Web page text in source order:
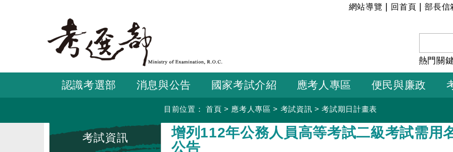
要
容
:::
網站導覽 回首頁 |部長信
熱門關
認識考選部 消息與公告 國家考試介紹 應考人專區 便民與廉政
目前位置： 首頁 > 應考人專區 > 考試資訊 >考試期日計畫表
考試資訊
:::
增列112年公務人員高等考試二級考試需用
公告